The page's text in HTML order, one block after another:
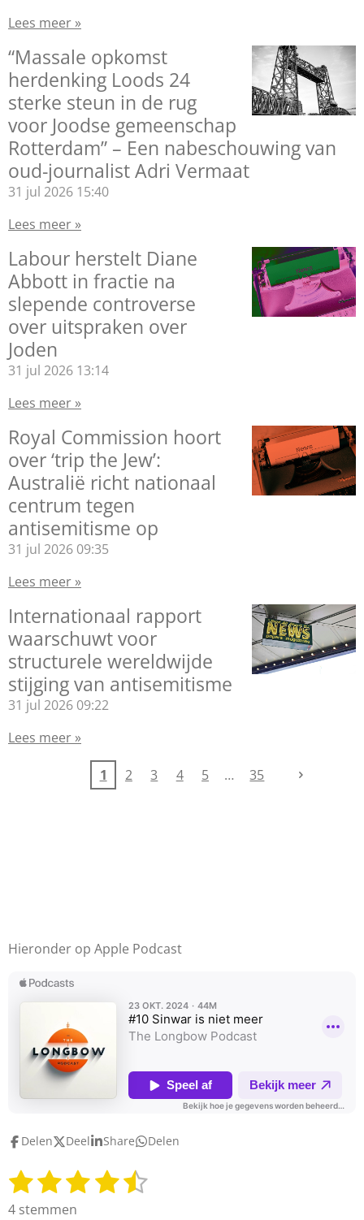
Lees meer »
“Massale opkomst
herdenking Loods 24
sterke steun in de rug
voor Joodse gemeenschap
Rotterdam” – Een nabeschouwing van
oud-journalist Adri Vermaat
31 jul 2026 15:40
Lees meer »
Labour herstelt Diane
Abbott in fractie na
slepende controverse
over uitspraken over
Joden
31 jul 2026 13:14
Lees meer »
Royal Commission hoort
over ‘trip the Jew’:
Australië richt nationaal
centrum tegen
antisemitisme op
31 jul 2026 09:35
Lees meer »
Internationaal rapport
waarschuwt voor
structurele wereldwijde
stijging van antisemitisme
31 jul 2026 09:22
Lees meer »
1 2 3 4 5 35
Hieronder op Apple Podcast
Delen Deel Share Delen
R
a
1
s
2
s
3
s
4 5
S
4 stemmen